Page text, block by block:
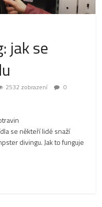
jak se
2532 zobrazení
0
se někteří lidé snaží
divingu. Jak to funguje